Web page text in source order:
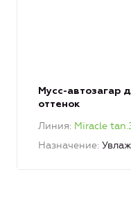
Мусс-автозагар
оттенок
Линия Miracle
Назначение